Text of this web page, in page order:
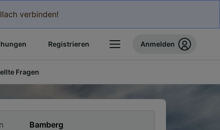
verbinden!
Registrieren Anmelden
Fragen